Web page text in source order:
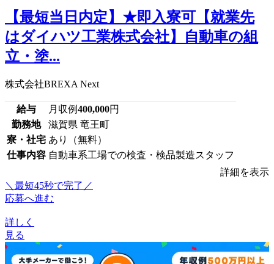
【最短当日内定】★即入寮可【就業先
はダイハツ工業株式会社】自動車の組
立・塗...
株式会社BREXA Next
給与 月収例400,000円
勤務地
滋賀県 竜王町
寮・社宅 あり（無料）
仕事内容 自動車系工場での検査・検品製造スタッフ
詳細を表示
＼最短45秒で完了／
応募へ進む
詳しく
見る